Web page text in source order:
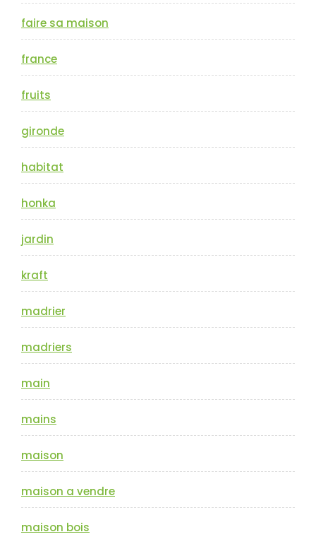
faire sa maison
france
fruits
gironde
habitat
honka
jardin
kraft
madrier
madriers
main
mains
maison
maison a vendre
maison bois